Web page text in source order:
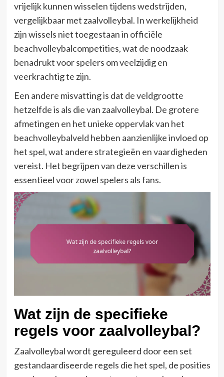
vrijelijk kunnen wisselen tijdens wedstrijden,
vergelijkbaar met zaalvolleybal. In werkelijkheid
zijn wissels niet toegestaan in officiële
beachvolleybalcompetities, wat de noodzaak
benadrukt voor spelers om veelzijdig en
veerkrachtig te zijn.
Een andere misvatting is dat de veldgrootte
hetzelfde is als die van zaalvolleybal. De grotere
afmetingen en het unieke oppervlak van het
beachvolleybalveld hebben aanzienlijke invloed op
het spel, wat andere strategieën en vaardigheden
vereist. Het begrijpen van deze verschillen is
essentieel voor zowel spelers als fans.
Wat zijn de specifieke
regels voor zaalvolleybal?
Zaalvolleybal wordt gereguleerd door een set
gestandaardiseerde regels die het spel, de posities